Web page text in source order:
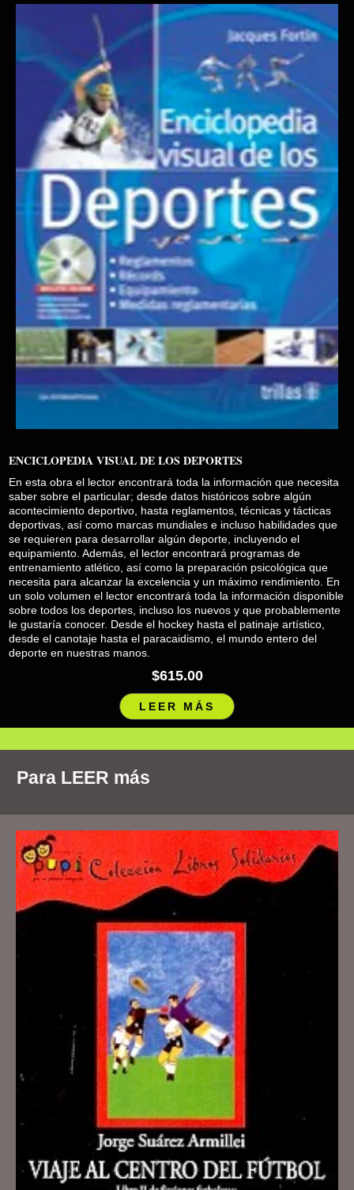
ENCICLOPEDIA VISUAL DE LOS DEPORTES
En esta obra el lector encontrará toda la información que necesita
saber sobre el particular; desde datos históricos sobre algún
acontecimiento deportivo, hasta reglamentos, técnicas y tácticas
deportivas, así como marcas mundiales e incluso habilidades que
se requieren para desarrollar algún deporte, incluyendo el
equipamiento. Además, el lector encontrará programas de
entrenamiento atlético, así como la preparación psicológica que
necesita para alcanzar la excelencia y un máximo rendimiento. En
un solo volumen el lector encontrará toda la información disponible
sobre todos los deportes, incluso los nuevos y que probablemente
le gustaría conocer. Desde el hockey hasta el patinaje artístico,
desde el canotaje hasta el paracaidismo, el mundo entero del
deporte en nuestras manos.
$615.00
LEER MÁS
Para LEER más